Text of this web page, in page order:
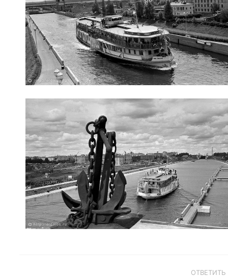
ОТВЕТИТЬ